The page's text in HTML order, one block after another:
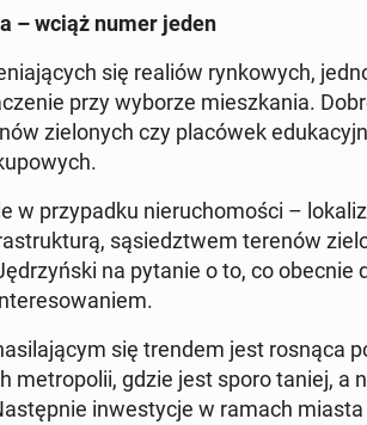
– wciąż numer jeden
się realiów ryn­ko­wych,
przy wyborze miesz­ka­nia.
zie­lo­nych czy pla­có­wek
w przy­pad­ku nie­ru­cho­mo­ści –
są­siedz­twem terenów
na pytanie o to, co
się trendem jest rosnąca
me­tro­po­lii, gdzie jest sporo taniej,
in­we­sty­cje w ramach